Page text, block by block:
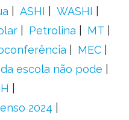
ASHI
WASHI
Petrolina
MT
MEC
escola não pode
2024